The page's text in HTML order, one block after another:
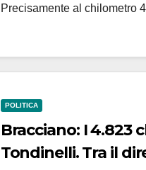
Precisamente al chilometro
POLITICA
Bracciano: I 4.823
Tondinelli. Tra il